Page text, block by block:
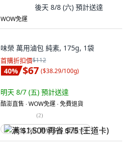
後天 8/8 (六) 預計送達
WOW免運
味榮 萬用滷包 純素, 175g, 1袋
首購折扣價$112
40% $67 ($38.29/100g)
明天 8/7 (五) 預計送達
酷澎直售 ∙ WOW免運 ∙ 免費退貨
(2)
满 $1,500 再省 $75 (王道卡)